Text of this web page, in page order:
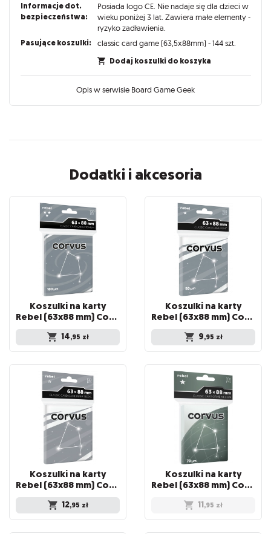
Informacje dot.
bezpieczeństwa:
Posiada logo CE. Nie nadaje się dla dzieci w
wieku poniżej 3 lat. Zawiera małe elementy -
ryzyko zadławienia.
Pasujące koszulki: classic card game (63,5x88mm) - 144 szt.
Dodaj koszulki do koszyka
Opis w serwisie Board Game Geek
Dodatki i akcesoria
Koszulki na karty
Rebel (63x88 mm) Corvus Premium, 100 sztuk
14,95 zł
Koszulki na karty
Rebel (63x88 mm) Corvus Light, 100 sztuk
9,95 zł
Koszulki na karty
Rebel (63x88 mm) Corvus Inner Sleeve Light, 100 sztuk
12,95 zł
Koszulki na karty
Rebel (63x88 mm) Corvus Medium, 100 sztuk
11,95 zł